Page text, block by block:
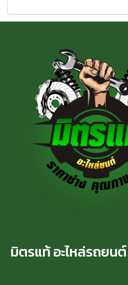
มิตรแท้ อะไหล่รถยนต์